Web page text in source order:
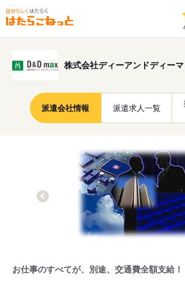
株式会社ディーアンドディー
派遣会社情報 派遣求人一覧
お仕事のすべてが、別途、交通費全額支給！